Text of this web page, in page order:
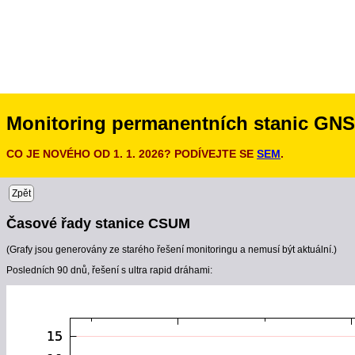
Monitoring permanentních stanic
CO JE NOVÉHO OD 1. 1. 2026? PODÍVEJTE SE SEM.
Zpět
Časové řady stanice CSUM
(Grafy jsou generovány ze starého řešení monitoringu a nemusí být aktuální.)
Posledních 90 dnů, řešení s ultra rapid dráhami: